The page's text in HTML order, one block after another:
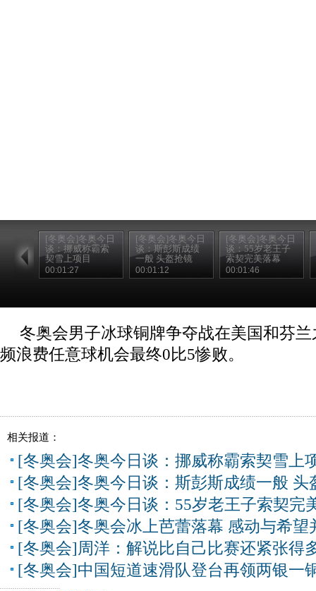
[冬奥会]冬奥今日
谈：挪威称霸索
契雪上项目
00:01:27
[冬奥会]冬奥今日
谈：斯彭斯成绩
一般 头盔抢镜
00:01:12
[冬奥会]冬奥今日
谈：55岁老王子
索契完美落幕
00:01:46
冬奥会男子冰球铜牌争夺战在美国和芬
频浪费任意球机会最终0比5惨败。
相关报道：
[冬奥会]冬奥今日谈：挪威称霸索契雪上
[冬奥会]冬奥今日谈：斯彭斯成绩一般 头
[冬奥会]冬奥今日谈：55岁老王子索契完
[冬奥会]冬奥会冰上芭蕾落幕 感动与希望
[冬奥会]周洋：解说比自己比赛还紧张得
[冬奥会]中国短道速滑队登台再领两银一